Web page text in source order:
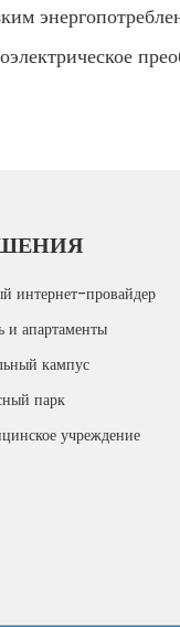
интернет-провайдер
и апартаменты
кампус
парк
учреждение